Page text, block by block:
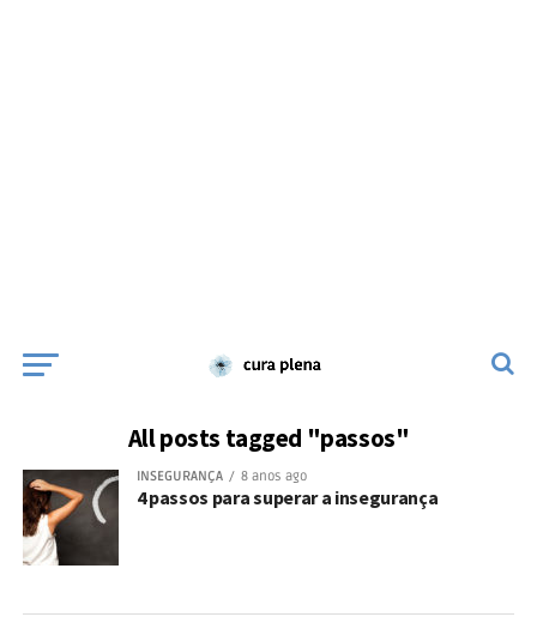
All posts tagged "passos"
INSEGURANÇA 8 anos ago
4 passos para superar a insegurança